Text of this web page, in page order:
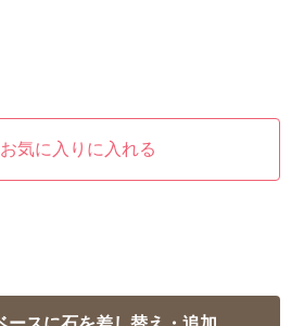
お気に入りに入れる